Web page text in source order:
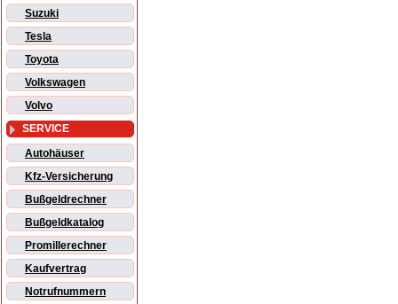
Suzuki
Tesla
Toyota
Volkswagen
Volvo
SERVICE
Autohäuser
Kfz-Versicherung
Bußgeldrechner
Bußgeldkatalog
Promillerechner
Kaufvertrag
Notrufnummern